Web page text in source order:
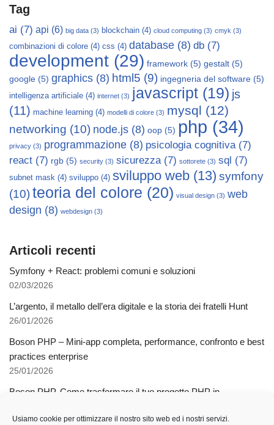
Usiamo cookie per ottimizzare il nostro sito web ed i nostri servizi.
Tag
ai (7) api (6) big data (3) blockchain (4) cloud computing (3) cmyk (3)
combinazioni di colore (4) css (4) database (8) db (7)
development (29) framework (5) gestalt (5)
google (5) graphics (8) html5 (9) ingegneria del software (5)
intelligenza artificiale (4) internet (3) javascript (19) js
(11) machine learning (4) modelli di colore (3) mysql (12)
networking (10) node.js (8) oop (5) php (34)
privacy (3) programmazione (8) psicologia cognitiva(7)
react (7) rgb (5) security (3) sicurezza(7) sottorete (3) sql (7)
subnet mask (4) sviluppo (4) sviluppo web (13) symfony
(10)teoria del colore (20) visual design (3) web
design (8) webdesign (3)
Articoli recenti
Symfony + React: problemi comuni e soluzioni
02/03/2026
L’argento, il metallo dell’era digitale e la storia dei fratelli Hunt
26/01/2026
Boson PHP – Mini-app completa, performance, confronto e best
practices enterprise
25/01/2026
Boson PHP. Come trasformare il tuo progetto PHP in
03/12/2025